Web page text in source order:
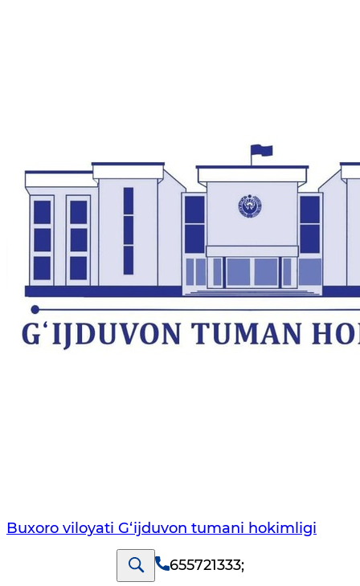
Buxoro viloyati G‘ijduvon tumani hokimligi
655721333;